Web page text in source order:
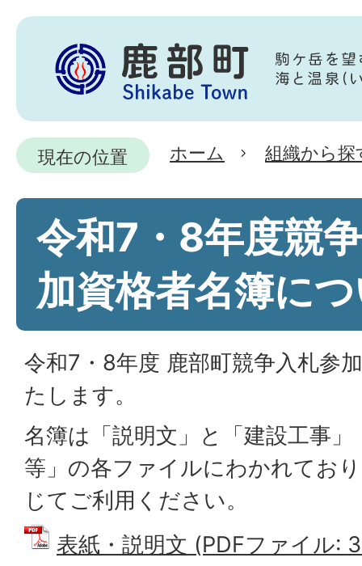
現在の位置 ホーム 組織から探
令和7・8年度競
加資格者名簿に
令和7・8年度 鹿部町競争入札参
たします。
名簿は「説明文」と「建設工事
等」の各ファイルにわかれてお
じてご利用ください。
表紙・説明文 (PDFファイル: